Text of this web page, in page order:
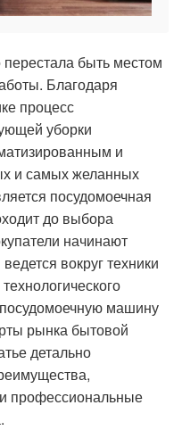
быть местом
Благодаря
процесс
уборки
и
и самых желанных
посудомоечная
до выбора
начинают
вокруг техники
посудомоечную машину
рынка бытовой
детально
профессиональные